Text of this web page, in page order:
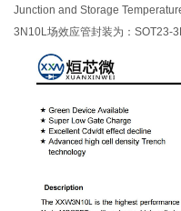
Junction and Storage
3N10L场效应管封装为：SOT23-